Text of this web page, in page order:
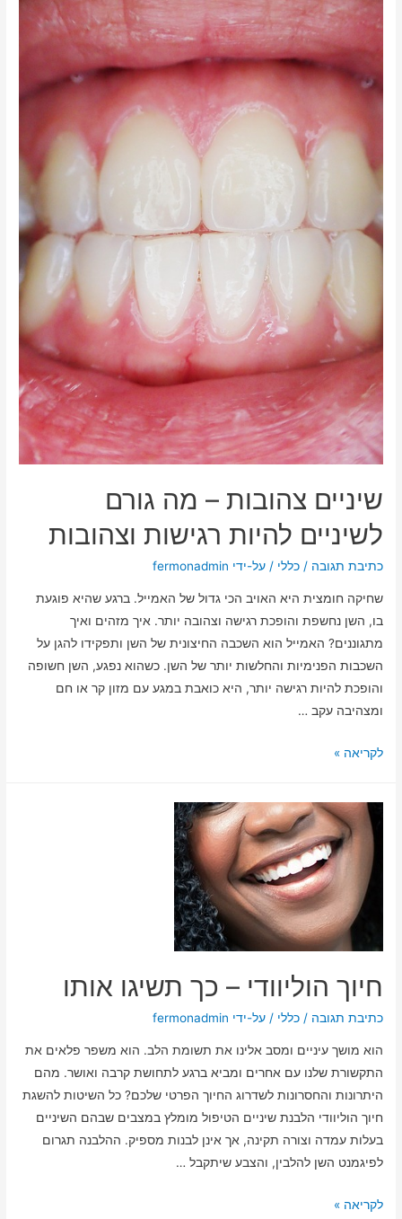
שיניים צהובות – מה גורם
לשיניים להיות רגישות וצהובות
כתיבת תגובה /כללי / על-ידי fermonadmin
שחיקה חומצית היא האויב הכי גדול של האמייל. ברגע שהיא פוגעת
בו, השן נחשפת והופכת רגישה וצהובה יותר. איך מזהים ואיך
מתגוננים? האמייל הוא השכבה החיצונית של השן ותפקידו להגן על
השכבות הפנימיות והחלשות יותר של השן. כשהוא נפגע, השן חשופה
והופכת להיות רגישה יותר, היא כואבת במגע עם מזון קר או חם
ומצהיבה עקב …
לקריאה »
חיוך הוליוודי – כך תשיגו אותו
כתיבת תגובה /כללי / על-ידי fermonadmin
הוא מושך עיניים ומסב אלינו את תשומת הלב. הוא משפר פלאים את
התקשורת שלנו עם אחרים ומביא ברגע לתחושת קרבה ואושר. מהם
היתרונות והחסרונות לשדרוג החיוך הפרטי שלכם? כל השיטות להשגת
חיוך הוליוודי הלבנת שיניים הטיפול מומלץ במצבים שבהם השיניים
בעלות עמדה וצורה תקינה, אך אינן לבנות מספיק. ההלבנה תגרום
לפיגמנט השן להלבין, והצבע שיתקבל …
לקריאה »